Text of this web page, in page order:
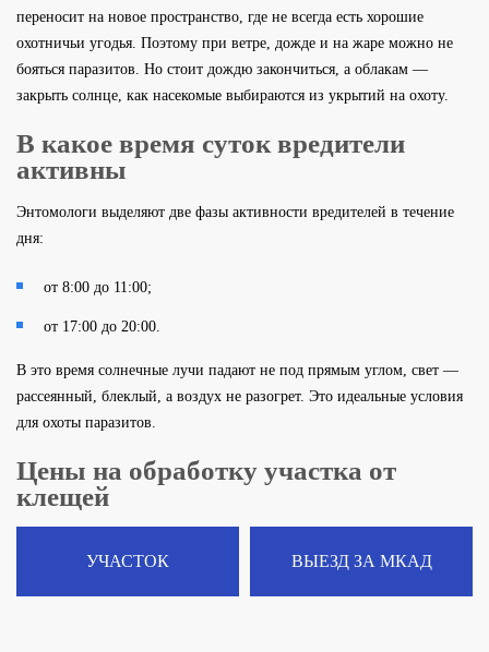
переносит на новое пространство, где не всегда есть хорошие
охотничьи угодья. Поэтому при ветре, дожде и на жаре можно не
бояться паразитов. Но стоит дождю закончиться, а облакам —
закрыть солнце, как насекомые выбираются из укрытий на охоту.
В какое время суток вредители
активны
Энтомологи выделяют две фазы активности вредителей в течение
дня:
от 8:00 до 11:00;
от 17:00 до 20:00.
В это время солнечные лучи падают не под прямым углом, свет —
рассеянный, блеклый, а воздух не разогрет. Это идеальные условия
для охоты паразитов.
Цены на обработку участка от
клещей
УЧАСТОК ВЫЕЗД ЗА МКАД